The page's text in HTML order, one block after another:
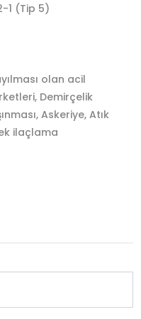
1 (Tip 5)
olan acil
Demirçelik
Askeriye, Atık
ilaçlama